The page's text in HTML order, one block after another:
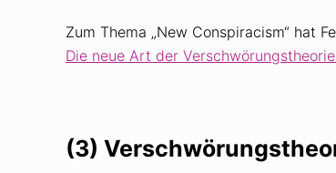
Zum Thema „New Conspiracism“ hat
Die neue Art der
(3)